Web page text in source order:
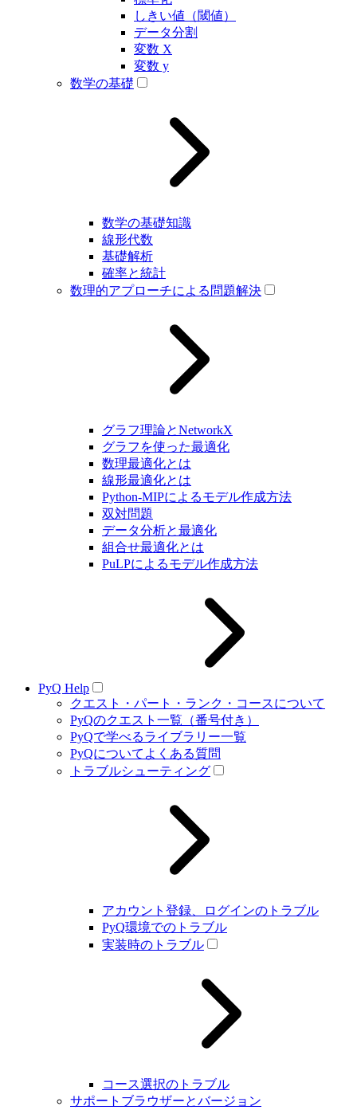
しきい値（閾値）
データ分割
変数 X
変数 y
数学の基礎
数学の基礎知識
線形代数
基礎解析
確率と統計
数理的アプローチによる問題解決
グラフ理論とNetworkX
グラフを使った最適化
数理最適化とは
線形最適化とは
Python-MIPによるモデル作成方法
双対問題
データ分析と最適化
組合せ最適化とは
PuLPによるモデル作成方法
PyQ Help
クエスト・パート・ランク・コースについて
PyQのクエスト一覧（番号付き）
PyQで学べるライブラリー一覧
PyQについてよくある質問
トラブルシューティング
アカウント登録、ログインのトラブル
PyQ環境でのトラブル
実装時のトラブル
コース選択のトラブル
サポートブラウザーとバージョン